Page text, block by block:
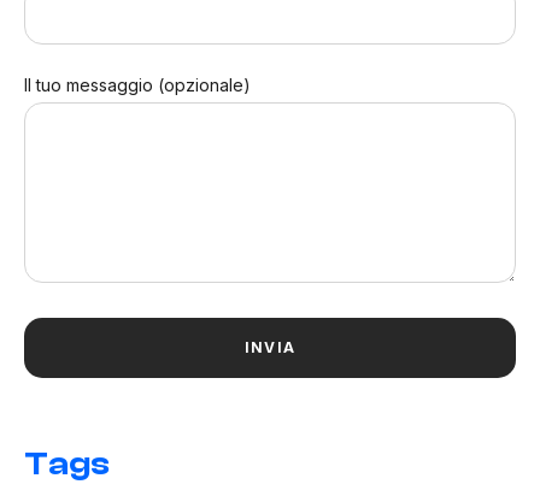
Il tuo messaggio (opzionale)
Tags